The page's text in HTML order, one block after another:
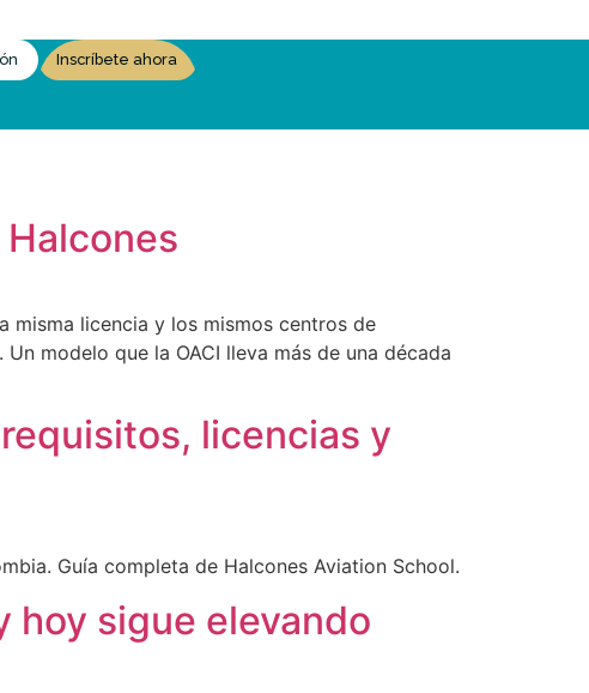
Inscríbete ahora
misma licencia y los mismos centros de
modelo que la OACI lleva más de una década
licencias y
Guía completa de Halcones Aviation School.
hoy sigue elevando